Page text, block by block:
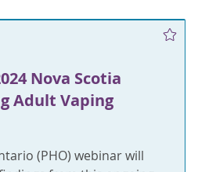
Nova Scotia
Adult Vaping
(PHO) webinar will